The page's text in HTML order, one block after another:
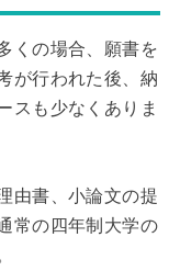
くの場合、願書を
が行われた後、納
スも少なくありま
由書、小論文の提
常の四年制大学の